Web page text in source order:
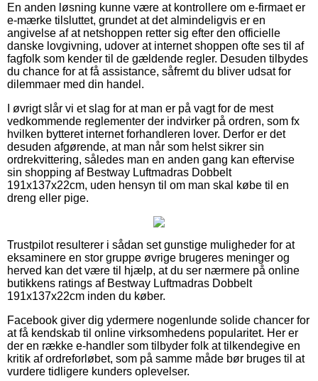
En anden løsning kunne være at kontrollere om e-firmaet er
e-mærke tilsluttet, grundet at det almindeligvis er en
angivelse af at netshoppen retter sig efter den officielle
danske lovgivning, udover at internet shoppen ofte ses til af
fagfolk som kender til de gældende regler. Desuden tilbydes
du chance for at få assistance, såfremt du bliver udsat for
dilemmaer med din handel.
I øvrigt slår vi et slag for at man er på vagt for de mest
vedkommende reglementer der indvirker på ordren, som fx
hvilken bytteret internet forhandleren lover. Derfor er det
desuden afgørende, at man når som helst sikrer sin
ordrekvittering, således man en anden gang kan eftervise
sin shopping af Bestway Luftmadras Dobbelt
191x137x22cm, uden hensyn til om man skal købe til en
dreng eller pige.
Trustpilot resulterer i sådan set gunstige muligheder for at
eksaminere en stor gruppe øvrige brugeres meninger og
herved kan det være til hjælp, at du ser nærmere på online
butikkens ratings af Bestway Luftmadras Dobbelt
191x137x22cm inden du køber.
Facebook giver dig ydermere nogenlunde solide chancer for
at få kendskab til online virksomhedens popularitet. Her er
der en række e-handler som tilbyder folk at tilkendegive en
kritik af ordreforløbet, som på samme måde bør bruges til at
vurdere tidligere kunders oplevelser.